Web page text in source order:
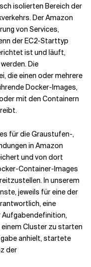
isolierten Bereich der
Der Amazon
von Services,
der EC2-Starttyp
ist und läuft,
Die
die einen oder mehrere
Docker-Images,
mit den Containern
für die Graustufen-,
in Amazon
und von dort
Container-Images
In unserem
jeweils für eine der
eine
Aufgabendefinition,
Cluster zu starten
anhielt, startete
der